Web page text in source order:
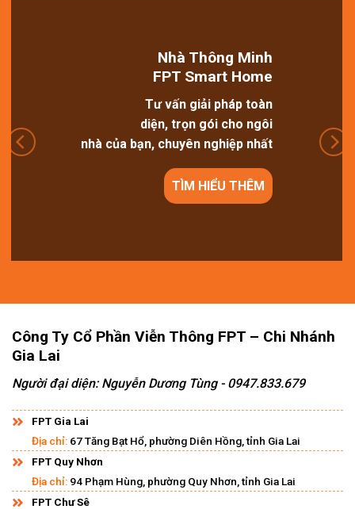
Nhà Thông Minh
FPT Smart Home
Tư vấn giải pháp toàn
diện, trọn gói cho ngôi
nhà của bạn, chuyên nghiệp nhất
TÌM HIỂU THÊM
Công Ty Cổ Phần Viễn Thông FPT – Chi Nhánh
Gia Lai
Người đại diện: Nguyễn Dương Tùng - 0947.833.679
FPT Gia Lai
Địa chỉ: 67 Tăng Bạt Hổ, phường Diên Hồng, tỉnh Gia Lai
FPT Quy Nhơn
Địa chỉ: 94 Phạm Hùng, phường Quy Nhơn, tỉnh Gia Lai
FPT Chư Sê